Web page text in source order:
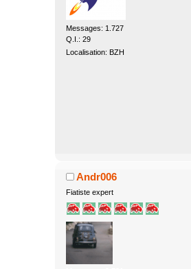
Messages: 1.727
Q.I.: 29
Localisation: BZH
Andr006
Fiatiste expert